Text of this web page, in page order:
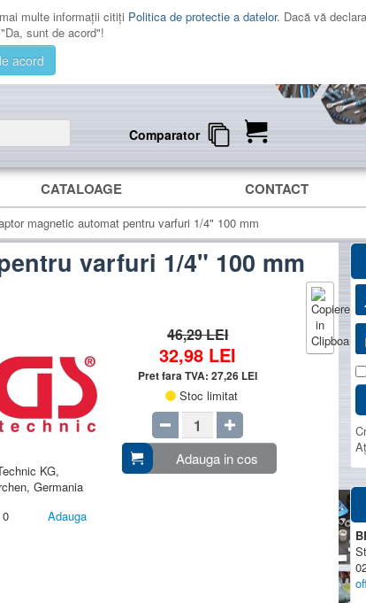
multe informaţii citiţi Politica de protectie a datelor. Dacă vă
sunt de acord"!
acord
Comparator
CATALOAGE CONTACT
magnetic automat pentru varfuri 1/4" 100 mm
varfuri 1/4" 100 mm
KG,
Germania
0 Adauga
46,29 LEI
32,98 LEI
Pret fara TVA:27,26 LEI
Stoc limitat
Adauga in cos